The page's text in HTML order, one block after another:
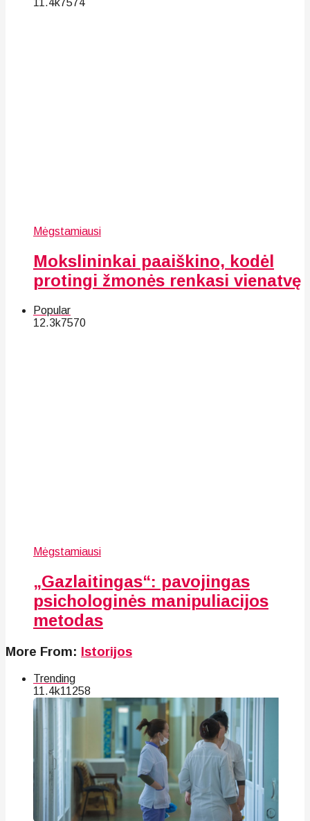
11.4k7574
Mėgstamiausi
Mokslininkai paaiškino, kodėl
protingi žmonės renkasi vienatvę
Popular
12.3k7570
Mėgstamiausi
„Gazlaitingas“: pavojingas
psichologinės manipuliacijos
metodas
More From: Istorijos
Trending
11.4k11258